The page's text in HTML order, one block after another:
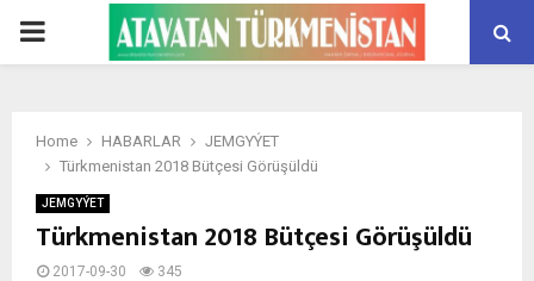
PRIMARY
Home HABARLAR
JEMGYÝET
Türkmenistan 2018 Bütçesi Görüşüldü
JEMGYÝET
Türkmenistan 2018 Bütçesi Görüşüldü
2017-09-30 345